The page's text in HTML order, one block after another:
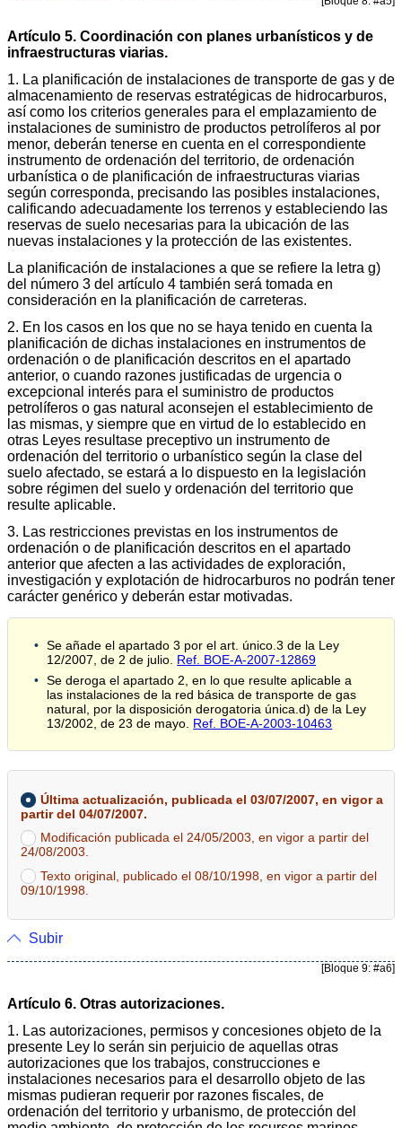
Artículo 5. Coordinación con planes urbanísticos y de
infraestructuras viarias.
1. La planificación de instalaciones de transporte de gas y de
almacenamiento de reservas estratégicas de hidrocarburos,
así como los criterios generales para el emplazamiento de
instalaciones de suministro de productos petrolíferos al por
menor, deberán tenerse en cuenta en el correspondiente
instrumento de ordenación del territorio, de ordenación
urbanística o de planificación de infraestructuras viarias
según corresponda, precisando las posibles instalaciones,
calificando adecuadamente los terrenos y estableciendo las
reservas de suelo necesarias para la ubicación de las
nuevas instalaciones y la protección de las existentes.
La planificación de instalaciones a que se refiere la letra g)
del número 3 del artículo 4 también será tomada en
consideración en la planificación de carreteras.
2. En los casos en los que no se haya tenido en cuenta la
planificación de dichas instalaciones en instrumentos de
ordenación o de planificación descritos en el apartado
anterior, o cuando razones justificadas de urgencia o
excepcional interés para el suministro de productos
petrolíferos o gas natural aconsejen el establecimiento de
las mismas, y siempre que en virtud de lo establecido en
otras Leyes resultase preceptivo un instrumento de
ordenación del territorio o urbanístico según la clase del
suelo afectado, se estará a lo dispuesto en la legislación
sobre régimen del suelo y ordenación del territorio que
resulte aplicable.
3. Las restricciones previstas en los instrumentos de
ordenación o de planificación descritos en el apartado
anterior que afecten a las actividades de exploración,
investigación y explotación de hidrocarburos no podrán tener
carácter genérico y deberán estar motivadas.
Se añade el apartado 3 por el art. único.3 de la Ley
12/2007, de 2 de julio. Ref. BOE-A-2007-12869
Se deroga el apartado 2, en lo que resulte aplicable a
las instalaciones de la red básica de transporte de gas
natural, por la disposición derogatoria única.d) de la Ley
13/2002, de 23 de mayo. Ref. BOE-A-2003-10463
Última actualización, publicada el 03/07/2007, en vigor a
partir del 04/07/2007.
Modificación publicada el 24/05/2003, en vigor a partir del
24/08/2003.
Texto original, publicado el 08/10/1998, en vigor a partir del
09/10/1998.
Subir
[Bloque 9: #a6]
Artículo 6. Otras autorizaciones.
1. Las autorizaciones, permisos y concesiones objeto de la
presente Ley lo serán sin perjuicio de aquellas otras
autorizaciones que los trabajos, construcciones e
instalaciones necesarios para el desarrollo objeto de las
mismas pudieran requerir por razones fiscales, de
ordenación del territorio y urbanismo, de protección del